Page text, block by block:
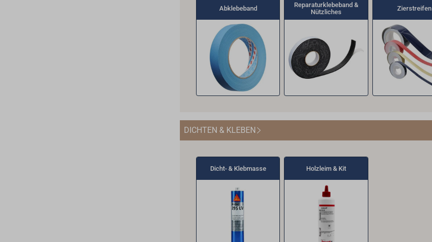
Abklebeband
Reparaturklebeband &
Nützliches
Zierstreifen
DICHTEN & KLEBEN
Dicht- & Klebmasse Holzleim & Kit